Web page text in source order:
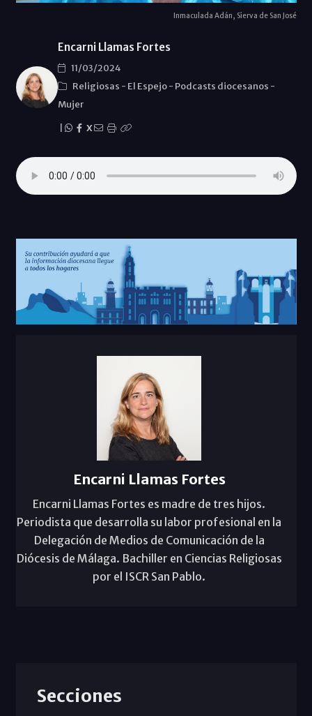
Inmaculada Adán, Sierva de San José
Encarni Llamas Fortes
11/03/2024
Religiosas - El Espejo- Podcasts diocesanos -
Mujer
X
Encarni Llamas Fortes
Encarni Llamas Fortes es madre de tres hijos.
Periodista que desarrolla su labor profesional en la
Delegación de Medios de Comunicación de la
Diócesis de Málaga. Bachiller en Ciencias Religiosas
por el ISCR San Pablo.
Secciones